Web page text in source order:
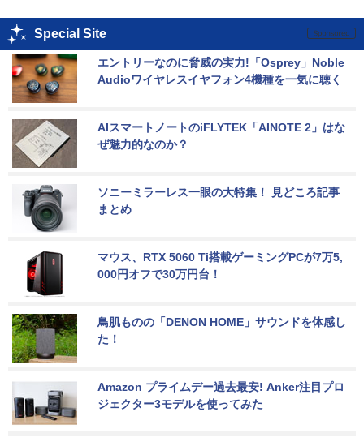
Special Site
エントリーなのに脅威の実力!「Osprey」Noble
Audioワイヤレスイヤフォン4機種を一気に聴く
AIスマートノートのiFLYTEK「AINOTE 2」はな
ぜ魅力的なのか？
ソニーミラーレス一眼の大特集！ 見どころ記事
まとめ
マウス、RTX 5060 Ti搭載ゲーミングPCが7万5,
000円オフで30万円台！
鳥肌ものの「DENON HOME」サウンドを体感し
た！
Amazon プライムデー過去最安! Anker注目プロ
ジェクター3モデルを使ってみた